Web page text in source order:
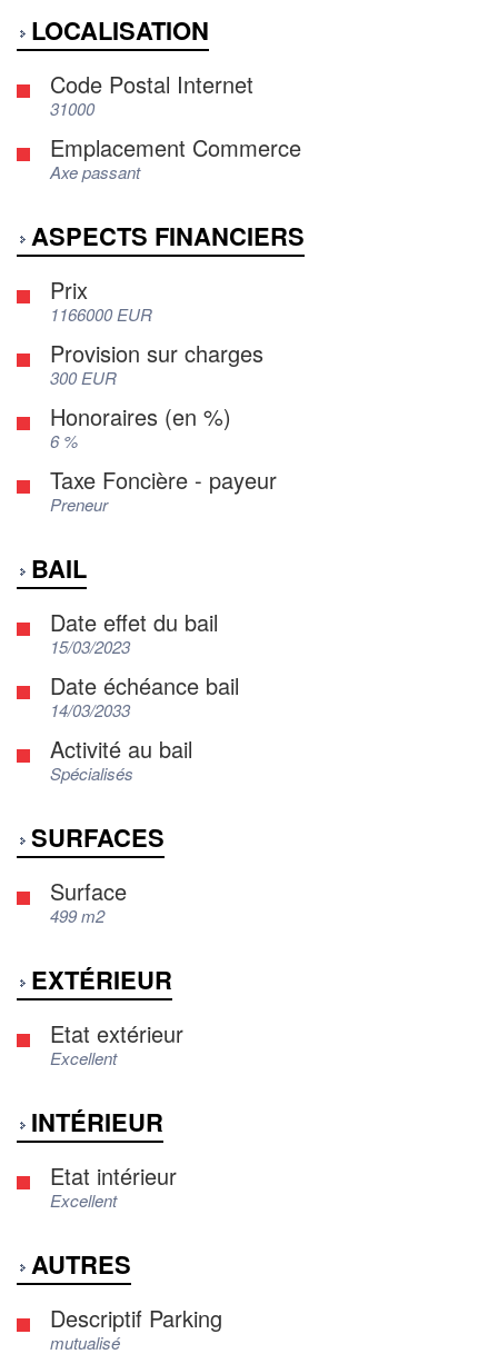
LOCALISATION
Code Postal Internet
31000
Emplacement Commerce
Axe passant
ASPECTS FINANCIERS
Prix
1166000 EUR
Provision sur charges
300 EUR
Honoraires (en %)
6 %
Taxe Foncière - payeur
Preneur
BAIL
Date effet du bail
15/03/2023
Date échéance bail
14/03/2033
Activité au bail
Spécialisés
SURFACES
Surface
499 m2
EXTÉRIEUR
Etat extérieur
Excellent
INTÉRIEUR
Etat intérieur
Excellent
AUTRES
Descriptif Parking
mutualisé